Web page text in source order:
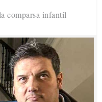
comparsa infantil